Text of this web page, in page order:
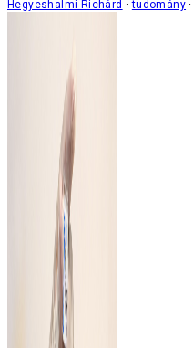
Hegyeshalmi Richárd tudomány